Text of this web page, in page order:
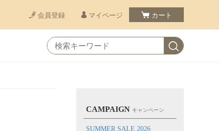
会員登録 マイページ カート
CAMPAIGN キャンペーン
SUMMER SALE 2026